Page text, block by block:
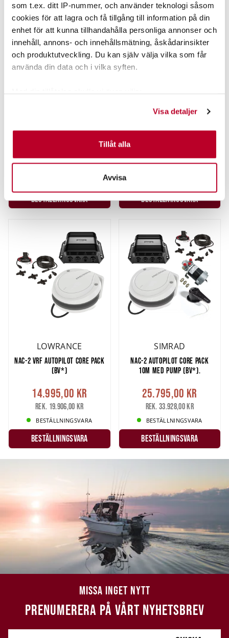
som t.ex. ditt IP-nummer, och använder teknologi såsom
cookies för att lagra och få tillgång till information på din
enhet för att kunna tillhandahålla personliga annonser och
innehåll, annons- och innehållsmätning, åskådarinsikter
och produktutveckling. Du kan själv välja vilka som får
använda din data och i vilka syften.
Identifiera din enhet genom att aktivt skanna den för
specifika kännetecken (fingeravtryck)
Ta reda på mer om hur dina personliga uppgifter
Du kan ändra eller dra tillbaka ditt samtycke när som
helst från cookie-förklaringen.
och annonserna till användarna, tillhandahålla funktioner
för sociala medier och analysera vår trafik. Vi
vidarebefordrar även sådana identifierare och annan
information från din enhet till de sociala medier och
annons- och analysföretag som vi samarbetar med.
Dessa kan i sin tur kombinera informationen med annan
information som du har tillhandahållit eller som de har
samlat in när du har använt deras tjänster.
Visa detaljer
Tillåt alla
Avvisa
(BV*).
Rek. 2.484,00 kr
Beställningsvara
LOWRANCE
10M (BV*).
Rek. 23.826,00 kr
Beställningsvara
LOWRANCE
NAC-2 VRF AUTOPILOT CORE PACK
(BV*)
14.995,00 kr
Rek. 19.906,00 kr
BESTÄLLNINGSVARA
Beställningsvara
SIMRAD
NAC-2 AUTOPILOT CORE PACK
10M MED PUMP (BV*).
25.795,00 kr
Rek. 33.928,00 kr
BESTÄLLNINGSVARA
Beställningsvara
MISSA INGET NYTT
PRENUMERERA PÅ VÅRT NYHETSBREV